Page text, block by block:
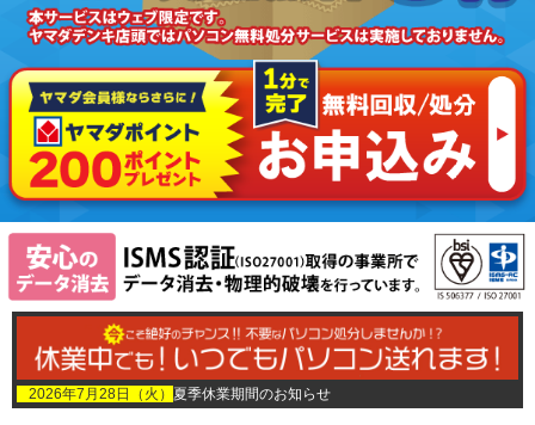
2026年7月28日（火） 夏季休業期間のお知らせ